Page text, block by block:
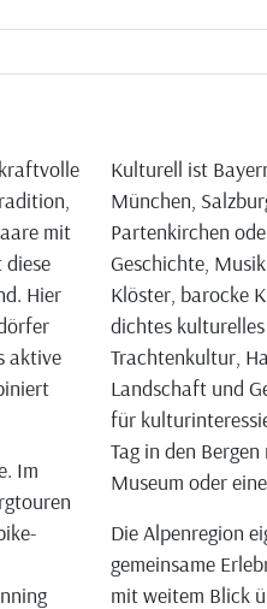
mit
diese
Hier
aktive
Im
Kulturell ist
München,
Partenkirchen
Geschichte,
Klöster, barocke
dichtes kulturelles
Trachtenkultur,
Landschaft und
für
Tag in den
Museum oder
Die Alpenregion
gemeinsame
mit weitem Blick